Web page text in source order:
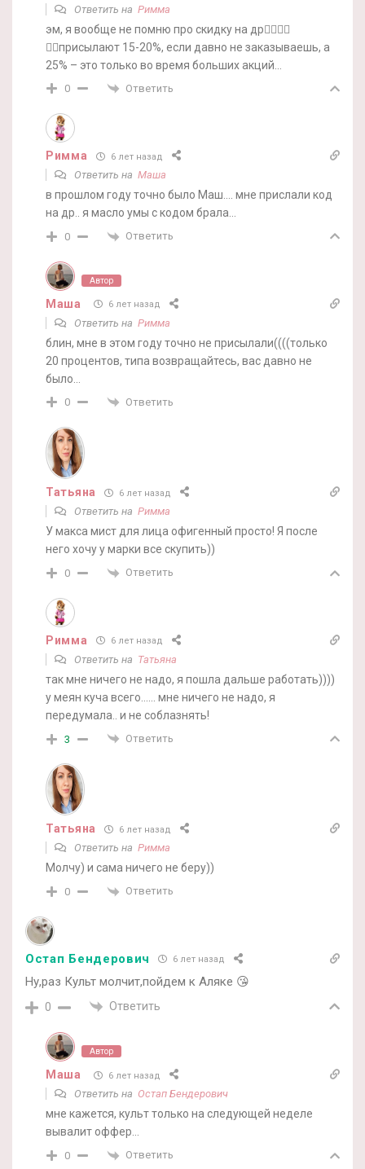
Ответить на Римма
эм, я вообще не помню про скидку на др🤷‍♀️🤷‍♀️
🤷‍♀️присылают 15-20%, если давно не заказываешь, а
25% – это только во время больших акций…
0 Ответить
Римма 6 лет назад
Ответить на Маша
в прошлом году точно было Маш…. мне прислали код
на др.. я масло умы с кодом брала…
0 Ответить
Автор
Маша 6 лет назад
Ответить на Римма
блин, мне в этом году точно не присылали((((только
20 процентов, типа возвращайтесь, вас давно не
было…
0 Ответить
Татьяна 6 лет назад
Ответить на Римма
У макса мист для лица офигенный просто! Я после
него хочу у марки все скупить))
0 Ответить
Римма 6 лет назад
Ответить на Татьяна
так мне ничего не надо, я пошла дальше работать))))
у меян куча всего…… мне ничего не надо, я
передумала.. и не соблазнять!
3 Ответить
Татьяна 6 лет назад
Ответить на Римма
Молчу) и сама ничего не беру))
0 Ответить
Остап Бендерович 6 лет назад
Ну,раз Культ молчит,пойдем к Аляке 😘
0 Ответить
Автор
Маша 6 лет назад
Ответить на Остап Бендерович
мне кажется, культ только на следующей неделе
вывалит оффер…
0 Ответить